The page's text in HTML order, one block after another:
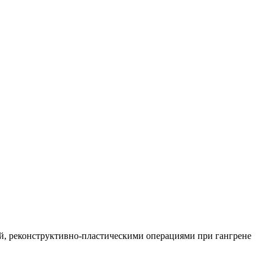
пластическими операциями при гангрене